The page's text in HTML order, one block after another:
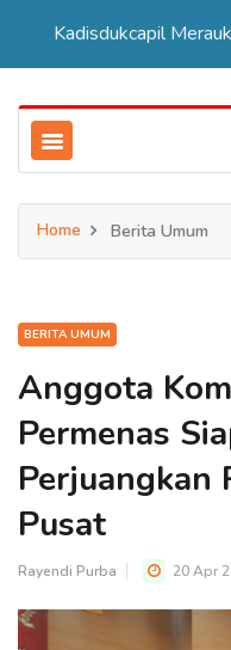
Kadisdukcapil Merauke Tegaskan Pelayana KTP Sesuai SOP
Home Berita Umum
BERITA UMUM
Anggota
Permenas
Perjuangkan
Pusat
Rayendi Purba 20 Apr